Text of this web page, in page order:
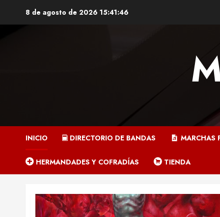
8 de agosto de 202615:41:46
INICIO DIRECTORIO DE BANDAS MARCHAS
HERMANDADES Y COFRADÍAS TIENDA